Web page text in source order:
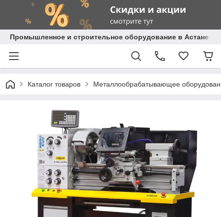
Промышленное и строительное оборудование в Астане с
Каталог товаров Металлообрабатывающее